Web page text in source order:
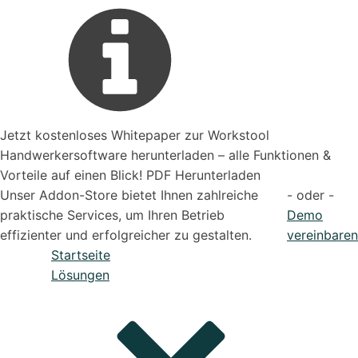
Jetzt kostenloses Whitepaper zur Workstool
Handwerkersoftware herunterladen – alle Funktionen &
Vorteile auf einen Blick! PDF Herunterladen
Unser Addon-Store bietet Ihnen zahlreiche
praktische Services, um Ihren Betrieb
effizienter und erfolgreicher zu gestalten.
- oder -
Demo
vereinbaren
Startseite
Lösungen